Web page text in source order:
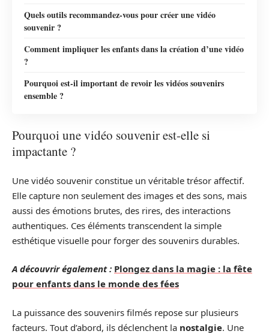
Quels outils recommandez-vous pour créer une vidéo
souvenir ?
Comment impliquer les enfants dans la création d’une vidéo
?
Pourquoi est-il important de revoir les vidéos souvenirs
ensemble ?
Pourquoi une vidéo souvenir est-elle si
impactante ?
Une vidéo souvenir constitue un véritable trésor affectif.
Elle capture non seulement des images et des sons, mais
aussi des émotions brutes, des rires, des interactions
authentiques. Ces éléments transcendent la simple
esthétique visuelle pour forger des souvenirs durables.
A découvrir également : Plongez dans la magie : la fête
pour enfants dans le monde des fées
La puissance des souvenirs filmés repose sur plusieurs
facteurs. Tout d’abord, ils déclenchent la nostalgie. Une